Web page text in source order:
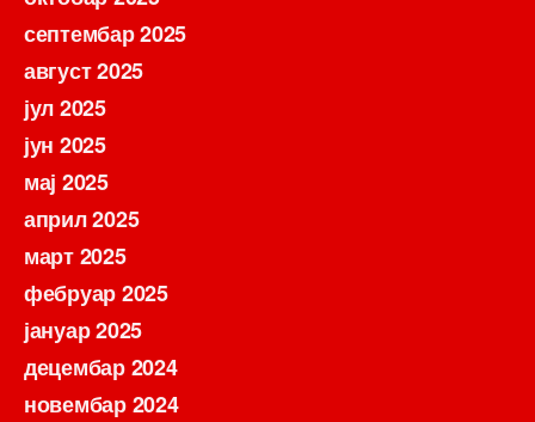
септембар 2025
август 2025
јул 2025
јун 2025
мај 2025
април 2025
март 2025
фебруар 2025
јануар 2025
децембар 2024
новембар 2024